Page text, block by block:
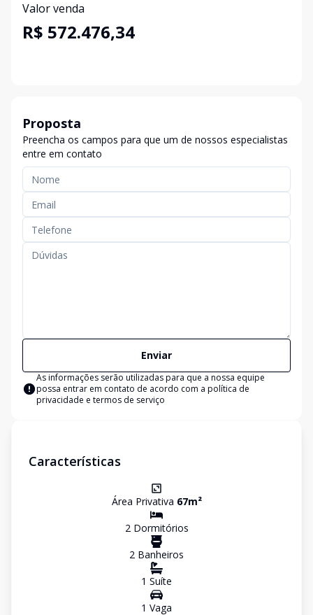
Valor venda
R$ 572.476,34
Proposta
Preencha os campos para que um de nossos especialistas
entre em contato
Enviar
As informações serão utilizadas para que a nossa equipe
possa entrar em contato de acordo com a política de
privacidade e termos de serviço
Características
Área Privativa 67m²
2Dormitórios
2 Banheiros
1 Suíte
1 Vaga